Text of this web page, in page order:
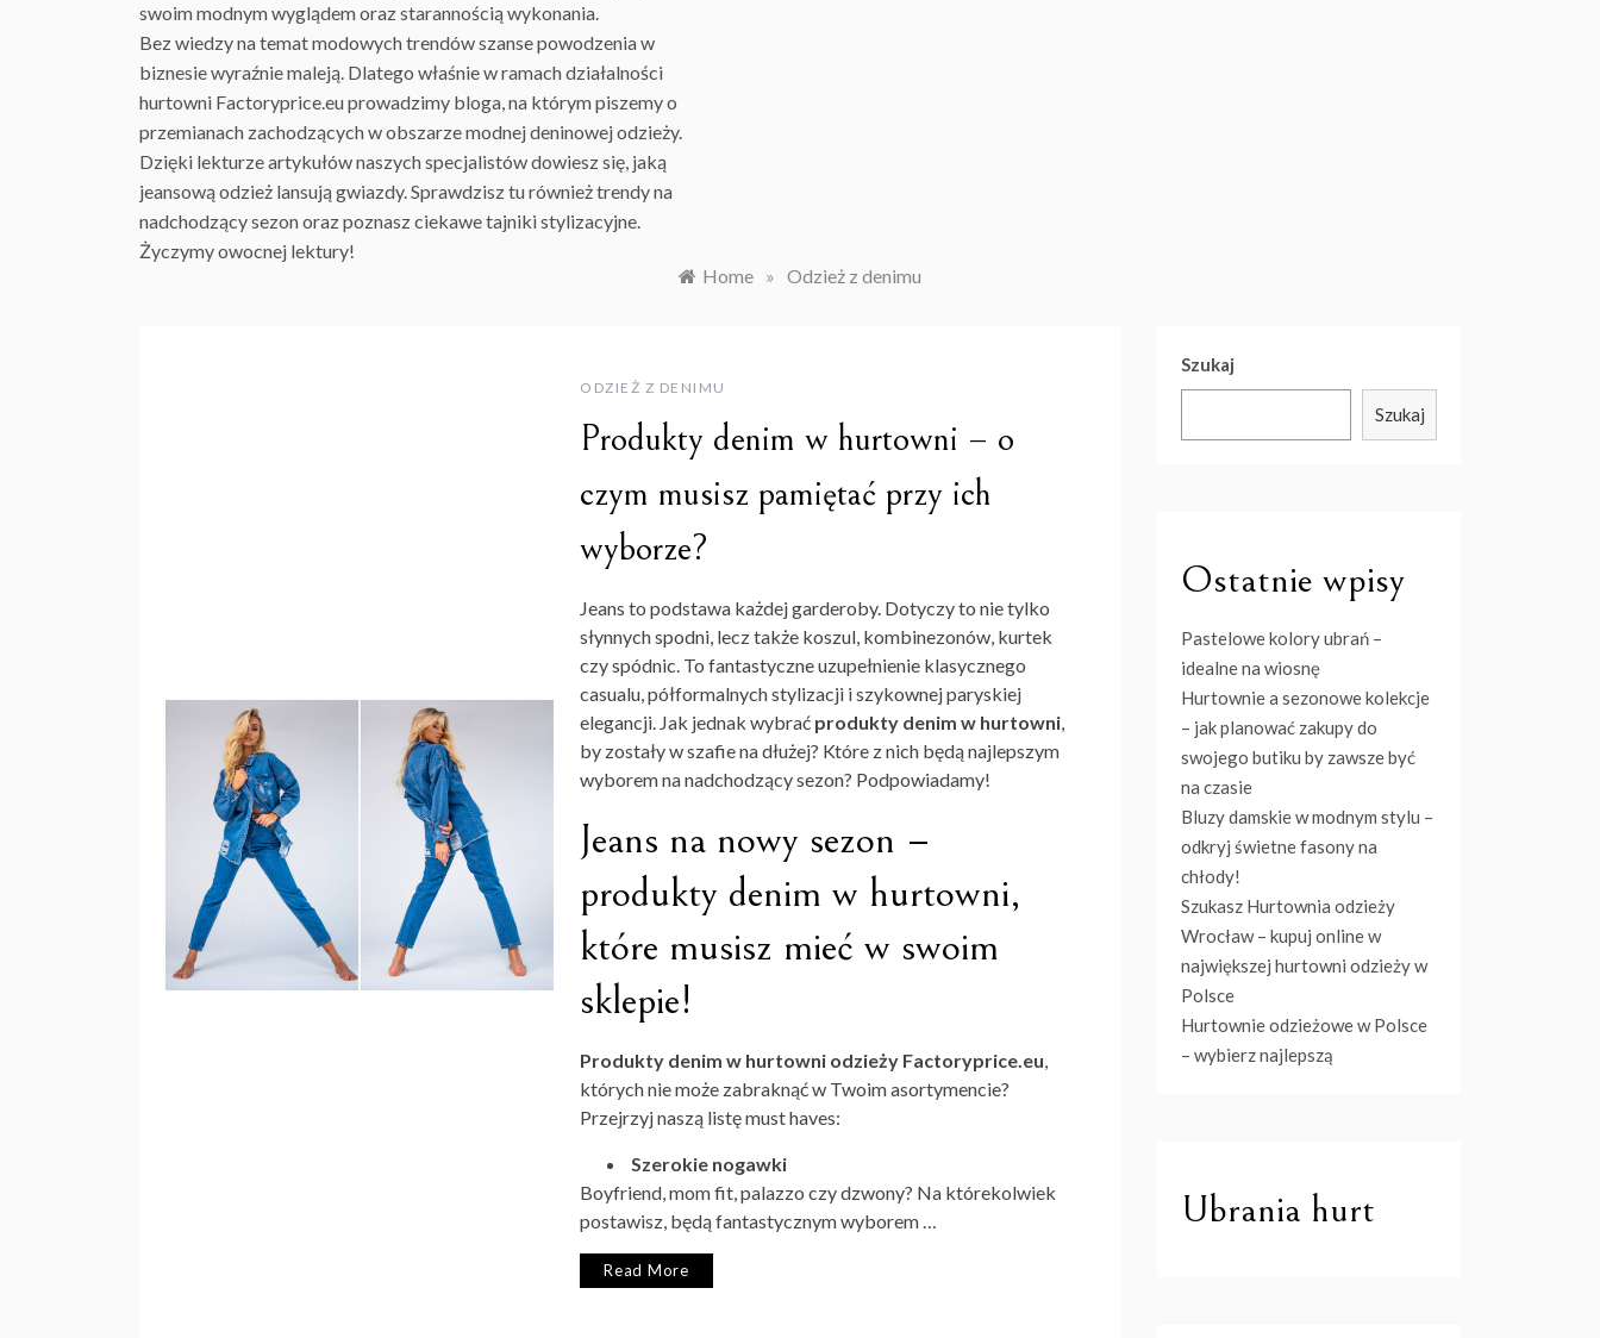
swoim modnym wyglądem oraz starannością wykonania.
Bez wiedzy na temat modowych trendów szanse powodzenia w
biznesie wyraźnie maleją. Dlatego właśnie w ramach działalności
hurtowni Factoryprice.eu prowadzimy bloga, na którym piszemy o
przemianach zachodzących w obszarze modnej deninowej odzieży.
Dzięki lekturze artykułów naszych specjalistów dowiesz się, jaką
jeansową odzież lansują gwiazdy. Sprawdzisz tu również trendy na
nadchodzący sezon oraz poznasz ciekawe tajniki stylizacyjne.
Życzymy owocnej lektury!
Home » Odzież z denimu
ODZIEŻ Z DENIMU
Produkty denim w hurtowni – o
czym musisz pamiętać przy ich
wyborze?
Jeans to podstawa każdej garderoby. Dotyczy to nie tylko
słynnych spodni, lecz także koszul, kombinezonów, kurtek
czy spódnic. To fantastyczne uzupełnienie klasycznego
casualu, półformalnych stylizacji i szykownej paryskiej
elegancji. Jak jednak wybrać produkty denim w hurtowni,
by zostały w szafie na dłużej? Które z nich będą najlepszym
wyborem na nadchodzący sezon? Podpowiadamy!
Jeans na nowy sezon –
produkty denim w hurtowni,
które musisz mieć w swoim
sklepie!
Produkty denim w hurtowni odzieży Factoryprice.eu,
których nie może zabraknąć w Twoim asortymencie?
Przejrzyj naszą listę must haves:
Szerokie nogawki
Boyfriend, mom fit, palazzo czy dzwony? Na którekolwiek
postawisz, będą fantastycznym wyborem …
Read More
Szukaj
Szukaj
Ostatnie wpisy
Pastelowe kolory ubrań –
idealne na wiosnę
Hurtownie a sezonowe kolekcje
– jak planować zakupy do
swojego butiku by zawsze być
na czasie
Bluzy damskie w modnym stylu –
odkryj świetne fasony na
chłody!
Szukasz Hurtownia odzieży
Wrocław – kupuj online w
największej hurtowni odzieży w
Polsce
Hurtownie odzieżowe w Polsce
– wybierz najlepszą
Ubrania hurt